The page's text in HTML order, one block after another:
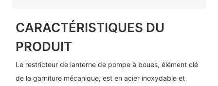
CARACTÉRISTIQUES DU
PRODUIT
Le restricteur de lanterne de pompe à boues, élément clé
de la garniture mécanique, est en acier inoxydable et